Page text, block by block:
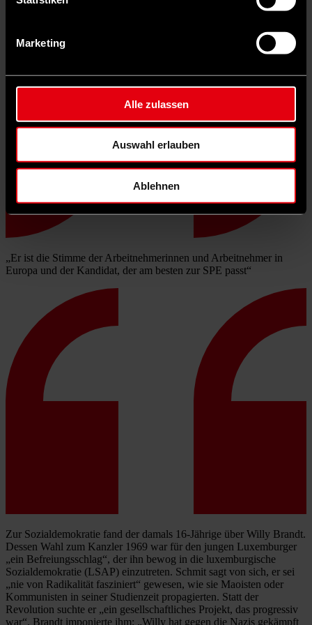
Marketing
Alle zulassen
Auswahl erlauben
Ablehnen
„Er ist die Stimme der Arbeitnehmerinnen und Arbeitnehmer in
Europa und der Kandidat, der am besten zur SPE passt“
Zur Sozialdemokratie fand der damals 16-Jährige über Willy Brandt.
Dessen Wahl zum Kanzler 1969 war für den jungen Luxemburger
„ein Befreiungsschlag“, der ihn bewog in die luxemburgische
Sozialdemokratie (LSAP) einzutreten. Schmit sagt von sich, er sei
„nie von Radikalität fasziniert“ gewesen, wie sie Maoisten oder
Kommunisten in seiner Studienzeit propagierten. Statt der
Revolution suchte er „ein gesellschaftliches Projekt, das progressiv
war“. Brandt imponierte ihm: „Willy hat gegen die Nazis gekämpft